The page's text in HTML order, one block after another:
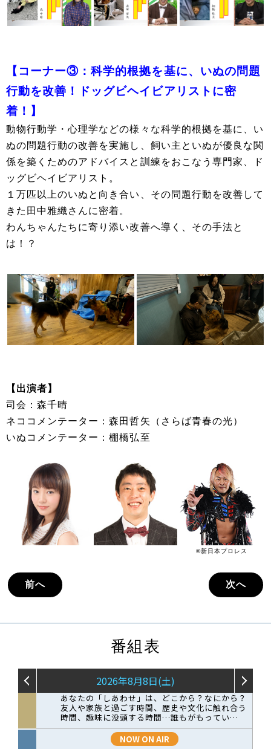
【コーナー③：科学的根拠を基に、いぬの問題
行動を改善！ドッグビヘイビアリストに密
着！】
動物行動学・心理学などの様々な科学的根拠を基に、い
ぬの問題行動の改善を実施し、飼い主といぬが優良な関
係を築くためのアドバイスと訓練をおこなう専門家、ド
ッグビヘイビアリスト。
１万匹以上のいぬと向き合い、その問題行動を改善して
きた田中雅織さんに密着。
わんちゃんたちに寄り添い改善へ導く、その手法と
は！？
【出演者】
司会：森千晴
ネココメンテーター：森田哲矢（さらば青春の光）
いぬコメンテーター：棚橋弘至
©新日本プロレス
前へ 次へ
番組表